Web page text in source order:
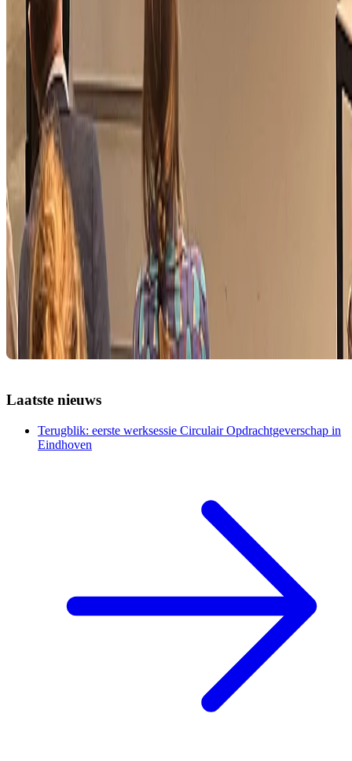
Laatste nieuws
Terugblik: eerste werksessie Circulair Opdrachtgeverschap in
Eindhoven